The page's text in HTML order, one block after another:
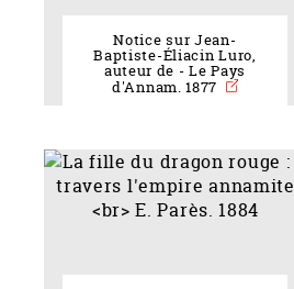
Notice sur Jean-
Baptiste-Éliacin Luro,
auteur de - Le Pays
d'Annam. 1877